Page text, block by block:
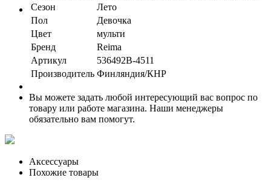
Сезон
Лето
Пол
Девочка
Цвет
мульти
Бренд
Reima
Артикул
536492В-4511
Производитель Финляндия/КНР
Вы можете задать любой интересующий вас вопрос по
товару или работе магазина. Наши менеджеры
обязательно вам помогут.
Аксессуары
Похожие товары